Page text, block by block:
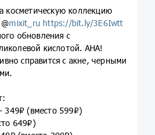
косметическую коллекцию
mixit_ru https://bit.ly/3E6Iwtt
обновления с
кислотой. AHA!
справится с акне, черными
349₽ (вместо 599₽)
649₽)